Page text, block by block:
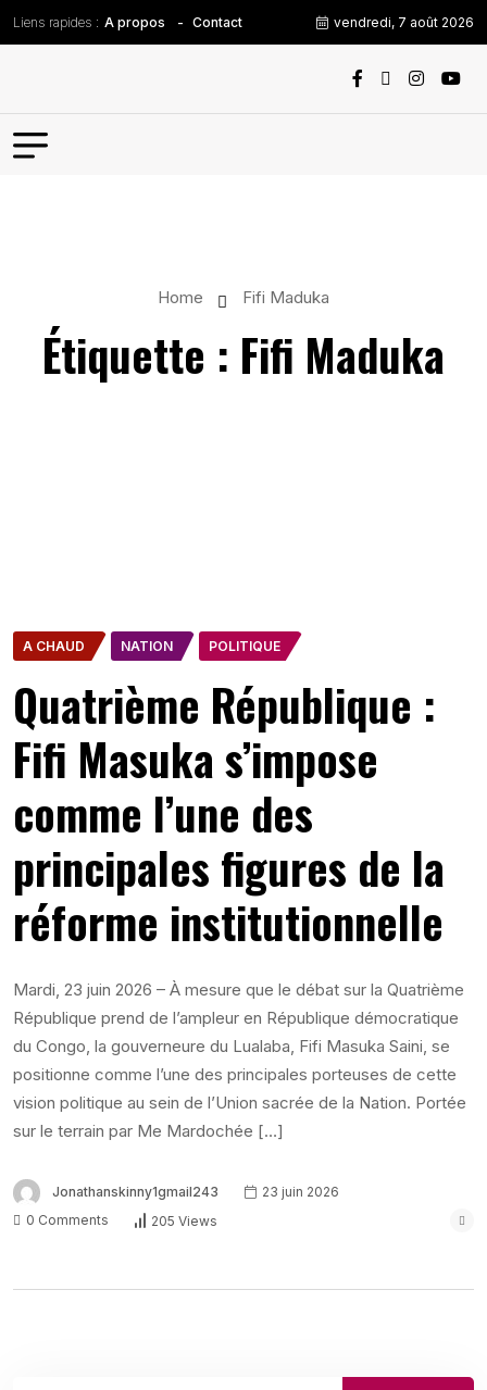
Liens rapides : A propos Contact vendredi, 7 août 2026
Home Fifi Maduka
Étiquette : Fifi Maduka
A CHAUD NATION POLITIQUE
Quatrième République :
Fifi Masuka s’impose
comme l’une des
principales figures de la
réforme institutionnelle
Mardi, 23 juin 2026 – À mesure que le débat sur la Quatrième
République prend de l’ampleur en République démocratique
du Congo, la gouverneure du Lualaba, Fifi Masuka Saini, se
positionne comme l’une des principales porteuses de cette
vision politique au sein de l’Union sacrée de la Nation. Portée
sur le terrain par Me Mardochée […]
Jonathanskinny1gmail243
23 juin 2026
0 Comments
205 Views